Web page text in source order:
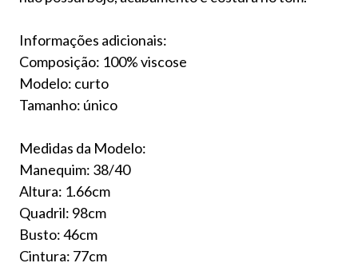
Informações adicionais:
Composição: 100% viscose
Modelo: curto
Tamanho: único
Medidas da Modelo:
Manequim: 38/40
Altura: 1.66cm
Quadril: 98cm
Busto: 46cm
Cintura: 77cm